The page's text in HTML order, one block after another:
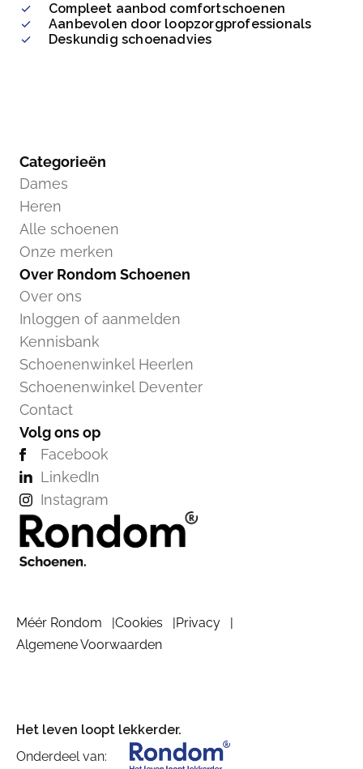
Compleet aanbod comfortschoenen
Aanbevolen door loopzorgprofessionals
Deskundig schoenadvies
Categorieën
Dames
Heren
Alle schoenen
Onze merken
Over Rondom Schoenen
Over ons
Inloggen of aanmelden
Kennisbank
Schoenenwinkel Heerlen
Schoenenwinkel Deventer
Contact
Volg ons op
Facebook
LinkedIn
Instagram
Méér Rondom Cookies
Privacy
Algemene Voorwaarden
Het leven loopt lekkerder.
Onderdeel van: